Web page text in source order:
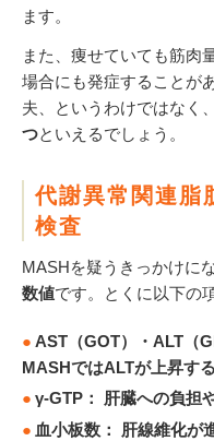
ます。
また、痩せていても筋肉
場合にも発症することが
夫、というわけではなく
つといえるでしょう。
代謝異常関連脂
検査
MASHを疑うきっかけに
数値です。とくに以下の
AST（GOT） ・ALT（
MASHではALTが上昇す
γ-GTP：
肝臓への負担
血小板数：
肝線維化が